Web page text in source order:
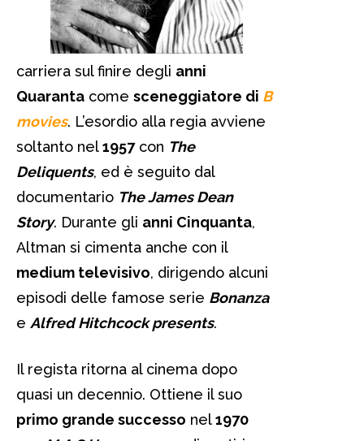
carriera sul finire degli anni
Quaranta come sceneggiatore di B
movies. L’esordio alla regia avviene
soltanto nel1957con The
Deliquents, ed è seguito dal
documentario The James Dean
Story. Durante gli anni Cinquanta,
Altman si cimenta anche con il
medium televisivo, dirigendo alcuni
episodi delle famose serie Bonanza
e Alfred Hitchcock presents.
Il regista ritorna al cinema dopo
quasi un decennio. Ottiene il suo
primo grande successo nel1970